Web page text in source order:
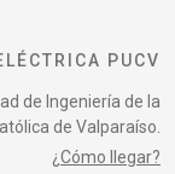
PUCV
de Ingeniería de la
de Valparaíso.
¿Cómo llegar?